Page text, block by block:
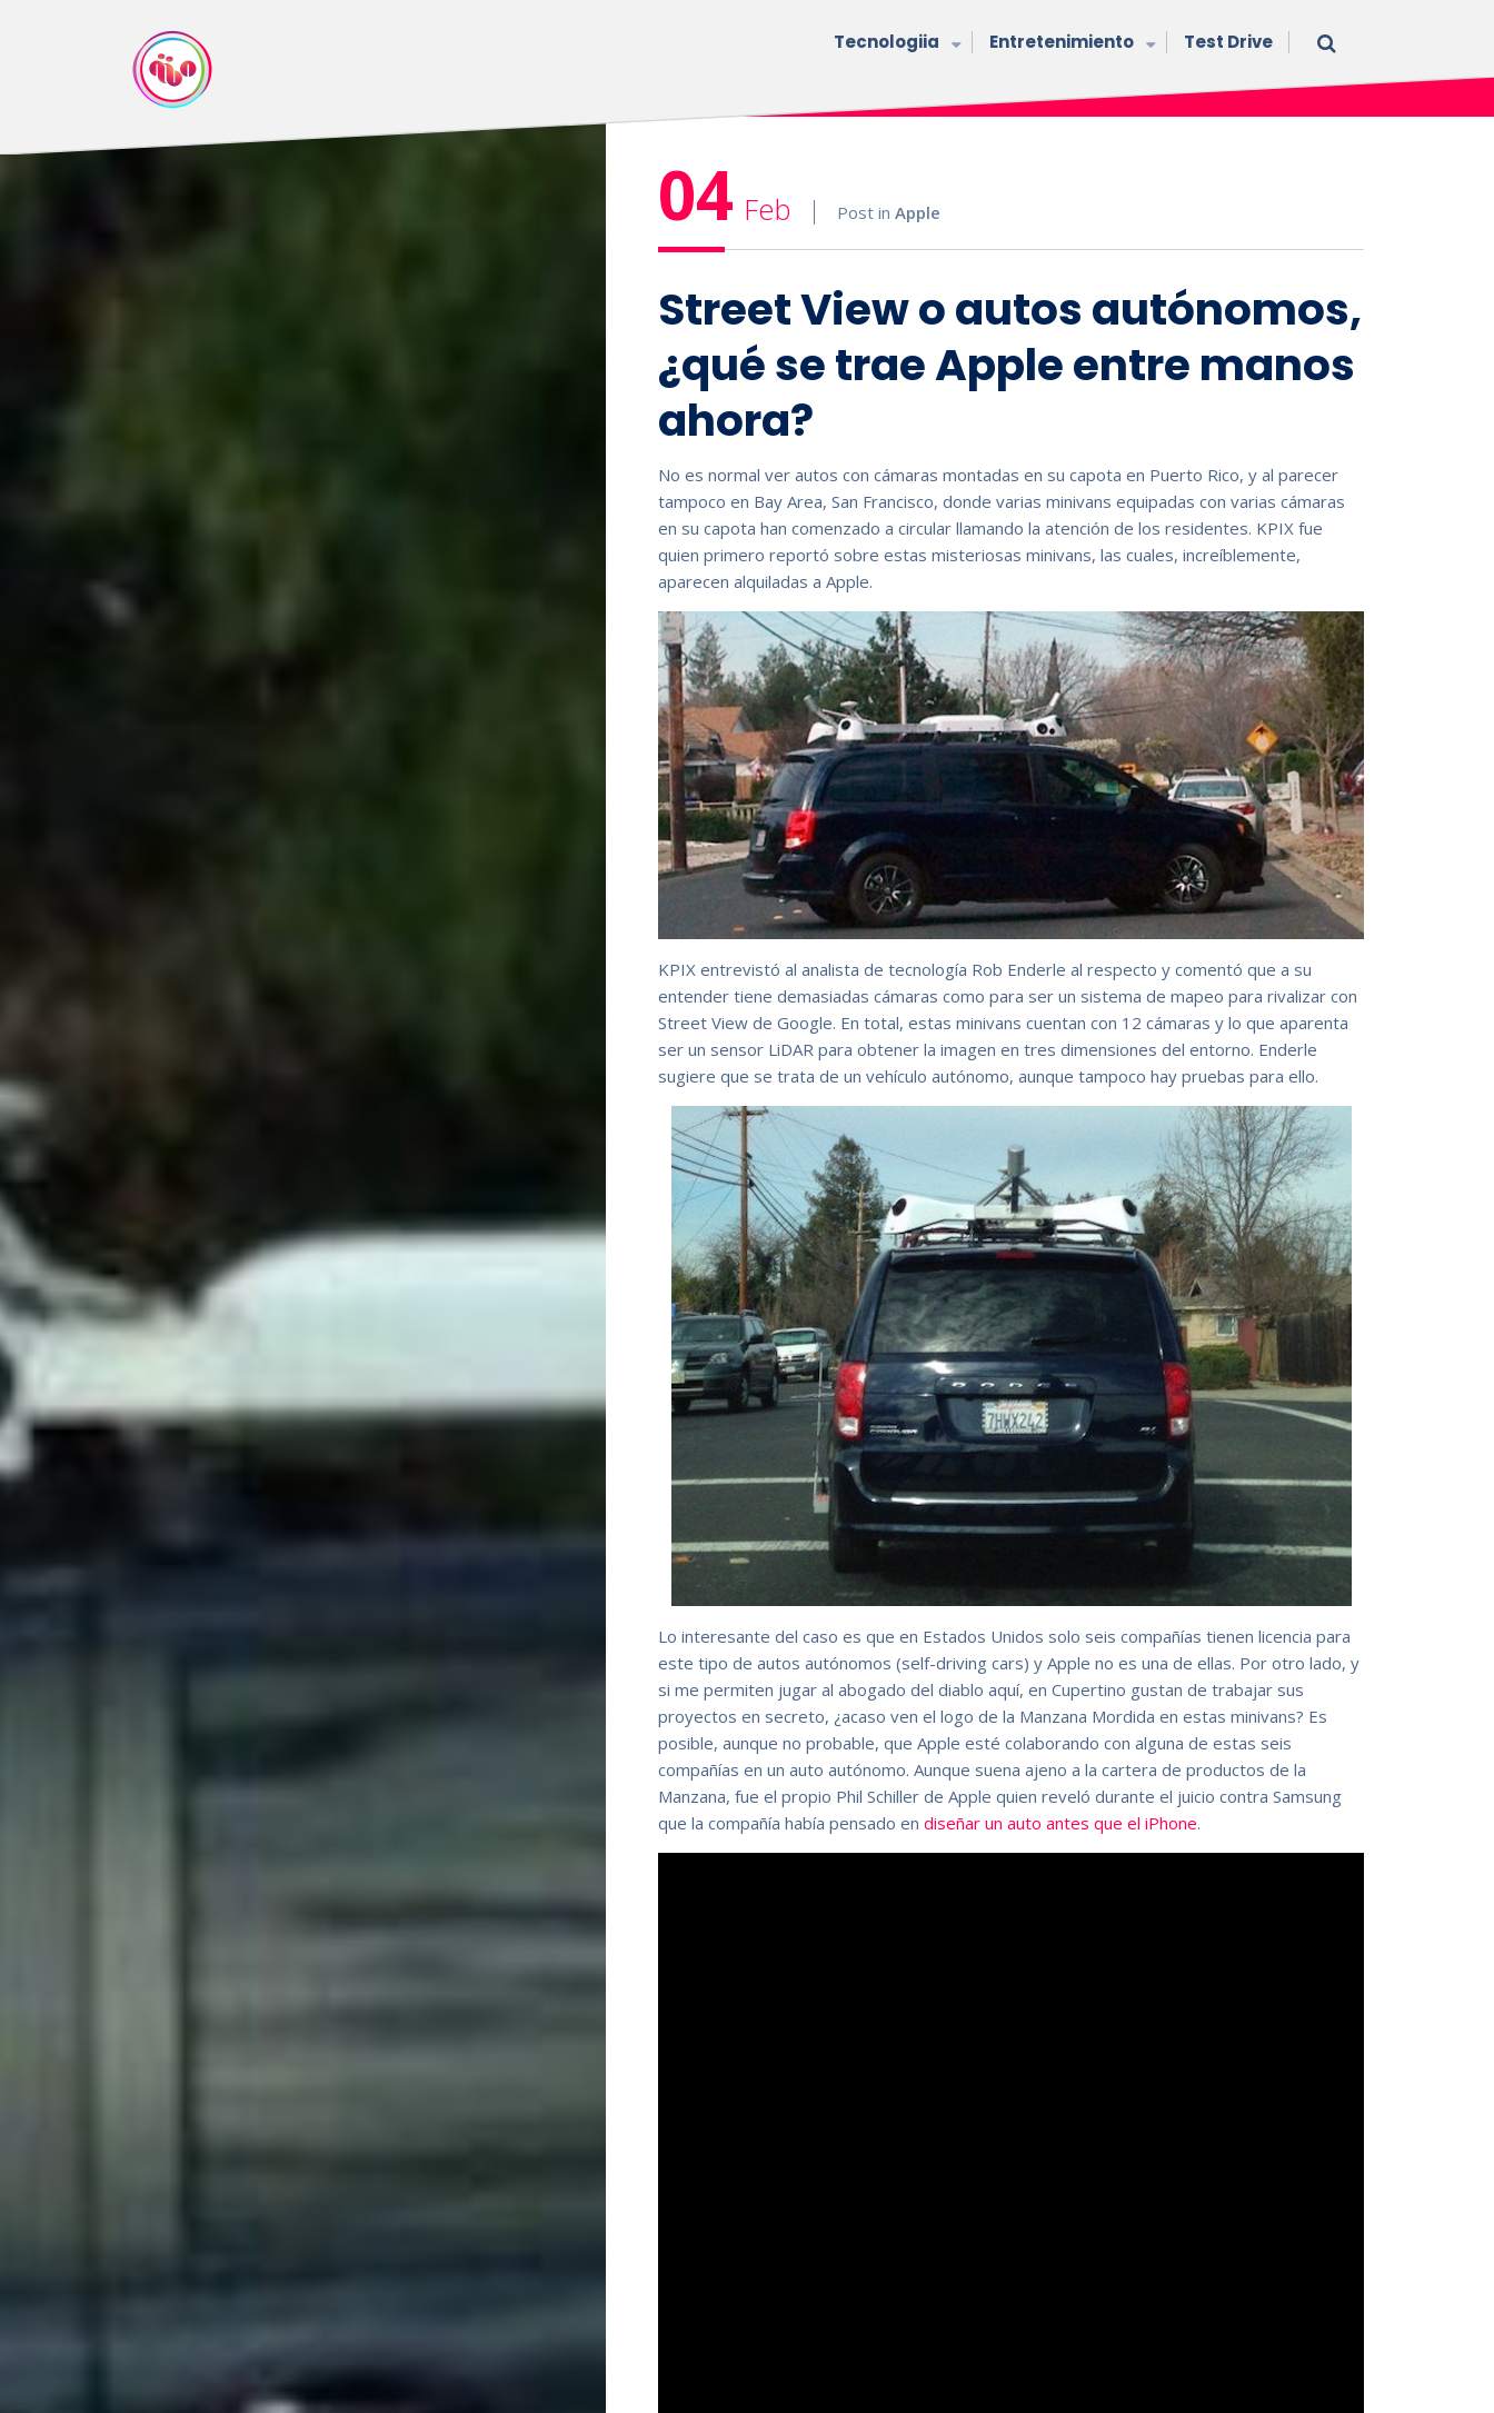
Tecnologiia Entretenimiento Test Drive
04 Feb Post inApple
Street View o autos autónomos,
¿qué se trae Apple entre manos
ahora?
No es normal ver autos con cámaras montadas en su capota en Puerto Rico, y al parecer
tampoco en Bay Area, San Francisco, donde varias minivans equipadas con varias cámaras
en su capota han comenzado a circular llamando la atención de los residentes. KPIX fue
quien primero reportó sobre estas misteriosas minivans, las cuales, increíblemente,
aparecen alquiladas a Apple.
KPIX entrevistó al analista de tecnología Rob Enderle al respecto y comentó que a su
entender tiene demasiadas cámaras como para ser un sistema de mapeo para rivalizar con
Street View de Google. En total, estas minivans cuentan con 12 cámaras y lo que aparenta
ser un sensor LiDAR para obtener la imagen en tres dimensiones del entorno. Enderle
sugiere que se trata de un vehículo autónomo, aunque tampoco hay pruebas para ello.
Lo interesante del caso es que en Estados Unidos solo seis compañías tienen licencia para
este tipo de autos autónomos (self-driving cars) y Apple no es una de ellas. Por otro lado, y
si me permiten jugar al abogado del diablo aquí, en Cupertino gustan de trabajar sus
proyectos en secreto, ¿acaso ven el logo de la Manzana Mordida en estas minivans? Es
posible, aunque no probable, que Apple esté colaborando con alguna de estas seis
compañías en un auto autónomo. Aunque suena ajeno a la cartera de productos de la
Manzana, fue el propio Phil Schiller de Apple quien reveló durante el juicio contra Samsung
que la compañía había pensado endiseñar un auto antes que el iPhone.